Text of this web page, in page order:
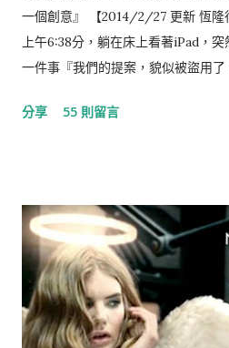
一個創意』 【2014/2/27 更新 恆隆
上午6:38分，躺在床上看著iPad，
一件事『我們的提案，貌似被盜用了
出，這就是我們對e-Bodum提案的
子時有所聞，但想不到走到21世紀
張膽，不尊重創意，毫不掩飾的整
“偷”，而是“搶劫”！ ▲ 資料來源
標題：世界最小咖啡館在電梯裡
分享 55 則留言